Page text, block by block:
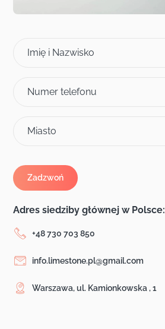
Imię i Nazwisko
Numer telefonu
Miasto
Adres siedziby głównej w Polsce:
+48 730 703 850
info.limestone.pl@gmail.com
Warszawa, ul. Kamionkowska , 1